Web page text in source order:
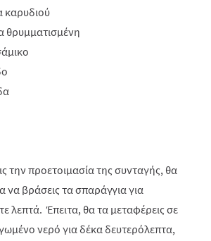
καρυδιού
θρυμματισμένη
την προετοιμασία της συνταγής, θα
να βράσεις τα σπαράγγια για
λεπτά. Έπειτα, θα τα μεταφέρεις σε
νερό για δέκα δευτερόλεπτα,